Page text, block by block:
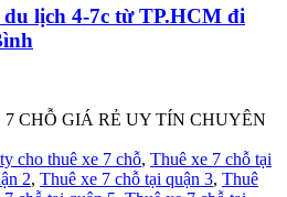
lịch 4-7c từ TP.HCM đi
CHỖ GIÁ RẺ UY TÍN CHUYÊN
cho thuê xe 7 chỗ, Thuê xe 7 chỗ tại
2, Thuê xe 7 chỗ tại quận 3, Thuê